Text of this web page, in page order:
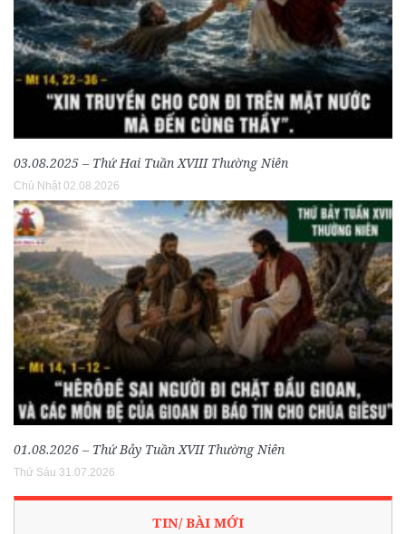
03.08.2025 – Thứ Hai Tuần XVIII Thường Niên
Chủ Nhật 02.08.2026
01.08.2026 – Thứ Bảy Tuần XVII Thường Niên
Thứ Sáu 31.07.2026
TIN/ BÀI MỚI